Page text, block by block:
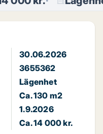
30.06.2026
3655362
Lägenhet
Ca. 130 m2
1.9.2026
Ca. 14 000 kr.